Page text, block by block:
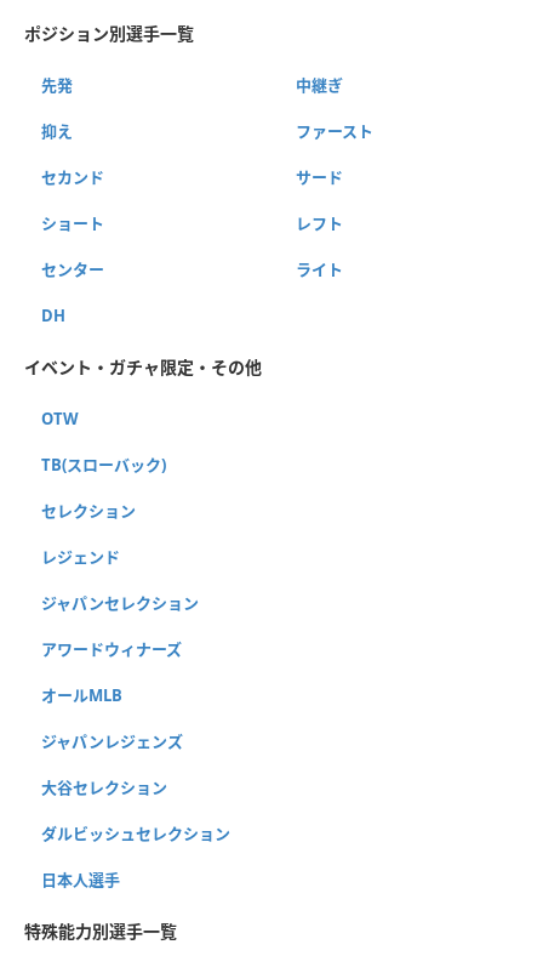
ポジション別選手一覧
先発 中継ぎ
抑え ファースト
セカンド サード
ショート レフト
センター ライト
DH
イベント・ガチャ限定・その他
OTW
TB(スローバック)
セレクション
レジェンド
ジャパンセレクション
アワードウィナーズ
オールMLB
ジャパンレジェンズ
大谷セレクション
ダルビッシュセレクション
日本人選手
特殊能力別選手一覧